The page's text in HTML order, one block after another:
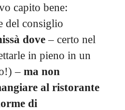
capito bene:
del consiglio
dove – certo nel
in pieno in un
– ma non
al ristorante
di